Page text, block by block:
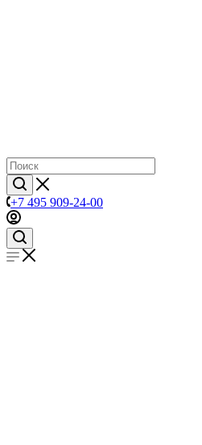
+7 495 909-24-00